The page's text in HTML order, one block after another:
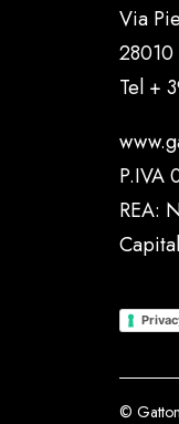
Via
Tel +
P.IVA
REA:
©